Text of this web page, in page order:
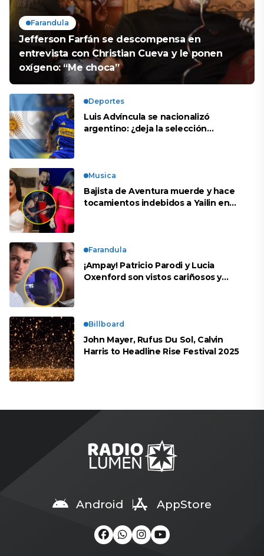
Farandula
Jefferson Farfán se descompensa en
entrevista con Christian Cueva y le ponen
oxígeno: “Me choca”
Deportes
Luis Advíncula se nacionalizó
argentino: ¿deja la selección
Musica
Bajista de Aventura muerde y hace
tocamientos indebidos a Yailin en
Farandula
¡Ampay! Patricio Parodi y Lucia
Oxenford son vistos cariñosos y
Billboard
John Mayer, Rufus Du Sol, Calvin
Harris to Headline Rise Festival 2025
Android AppStore